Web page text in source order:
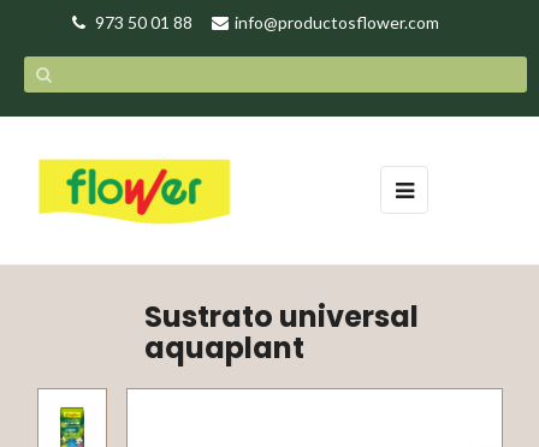
973 50 01 88 info@productosflower.com
Navegación
de
☰
Sustrato universal
aquaplant